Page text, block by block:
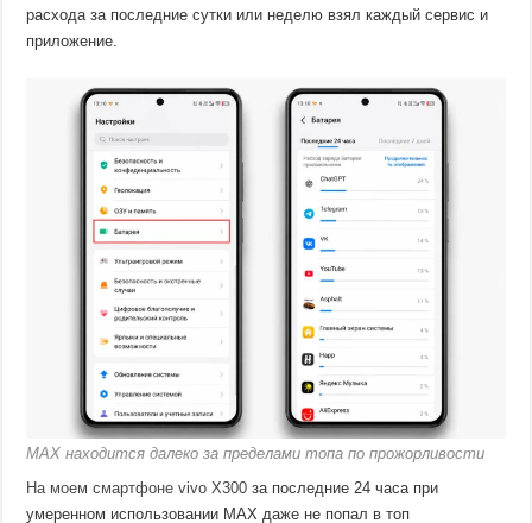
расхода за последние сутки или неделю взял каждый сервис и
приложение.
MAX находится далеко за пределами топа по прожорливости
На моем смартфоне vivo X300 за последние 24 часа при
умеренном использовании MAX даже не попал в топ